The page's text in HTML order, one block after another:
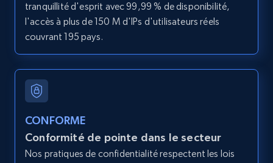
11.3K+ 1.5K+ Essai gratuit
LinkedIn posts - Discover user's articles by
URL
URL, ID, User id, Use url, Title, Headline, Post
text, Date posted, and more.
tranquillité d'esprit avec 99,99 % de disponibilité,
l'accès à plus de 150 M d'IPs d'utilisateurs réels
couvrant 195 pays.
CONFORME
Conformité de pointe dans le secteur
Nos pratiques de confidentialité respectent les lois